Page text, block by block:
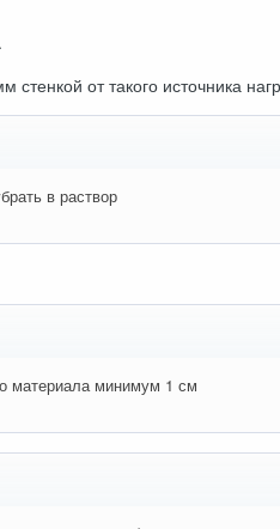
от такого источника
в раствор
материала минимум 1 см